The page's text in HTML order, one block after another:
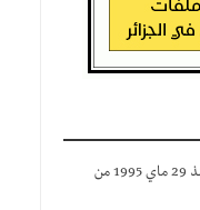
قضية المفقود فرحات نوري مختطف منذ 29 ماي 1995 من